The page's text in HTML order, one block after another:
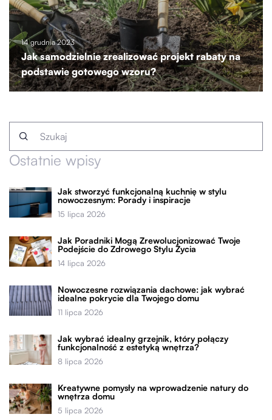
14 grudnia 2023
Jak samodzielnie zrealizować projekt rabaty na
podstawie gotowego wzoru?
Ostatnie wpisy
Jak stworzyć funkcjonalną kuchnię w stylu
nowoczesnym: Porady i inspiracje
15 lipca 2026
Jak Poradniki Mogą Zrewolucjonizować Twoje
Podejście do Zdrowego Stylu Życia
14 lipca 2026
Nowoczesne rozwiązania dachowe: jak wybrać
idealne pokrycie dla Twojego domu
11 lipca 2026
Jak wybrać idealny grzejnik, który połączy
funkcjonalność z estetyką wnętrza?
8 lipca 2026
Kreatywne pomysły na wprowadzenie natury do
wnętrza domu
5 lipca 2026